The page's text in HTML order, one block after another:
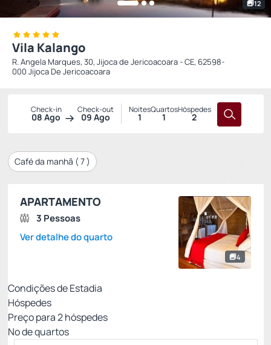
12
Vila Kalango
R. Angela Marques, 30, Jijoca de Jericoacoara - CE, 62598-
000 Jijoca De Jericoacoara
Check-in
08 Ago
Check-out
09 Ago
Noites
1
Quartos
1
Hóspedes
2
Café da manhã ( 7)
4
APARTAMENTO
3 Pessoas
Ver detalhe do quarto
Condições de Estadia
Hóspedes
Preço para2hóspedes
Nº de quartos